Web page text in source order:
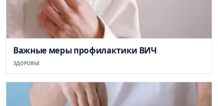
Важные меры профилактики ВИЧ
ЗДОРОВЬЕ